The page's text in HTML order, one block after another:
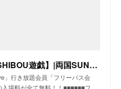
SUNRIZE presents 【SHIBOU遊戯】|両国SUNRIZE(東京)|sonar-u
行き放題会員「フリーパス会
場料が全て無料！！■■■■■■フ…